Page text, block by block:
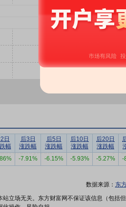
日
幅
后3日
涨跌幅
后5日
涨跌幅
后10日
涨跌幅
后20日
涨跌幅
-7.91% -6.15% -5.93% -5.27% -
数据来源： 东
立场无关。东方财富网不保证该信息（包